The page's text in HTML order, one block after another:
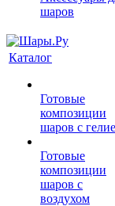
шаров
Каталог
Готовые
композиции
шаров с
Готовые
композиции
шаров с
воздухом